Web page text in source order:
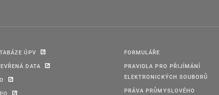
ÚPV
DATA
FORMULÁŘE
PRAVIDLA PRO PŘIJÍMÁNÍ
ELEKTRONICKÝCH SOUBORŮ
PRÁVA PRŮMYSLOVÉHO